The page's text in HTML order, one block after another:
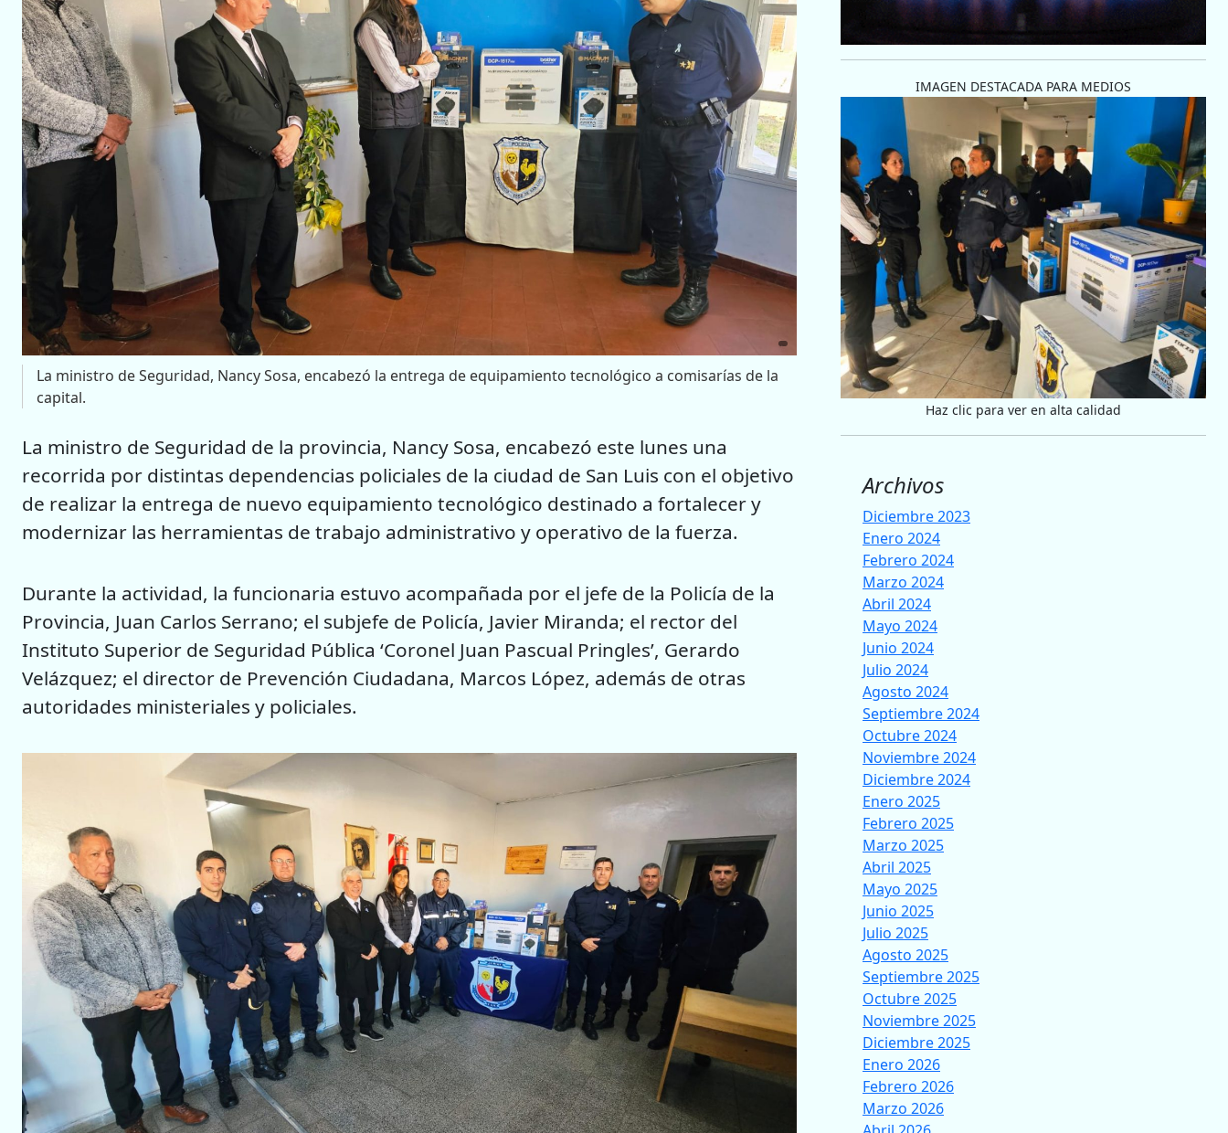
La ministro de Seguridad, Nancy Sosa, encabezó la entrega de equipamiento tecnológico a comisarías de la
capital.
La ministro de Seguridad de la provincia, Nancy Sosa, encabezó este lunes una
recorrida por distintas dependencias policiales de la ciudad de San Luis con el objetivo
de realizar la entrega de nuevo equipamiento tecnológico destinado a fortalecer y
modernizar las herramientas de trabajo administrativo y operativo de la fuerza.
Durante la actividad, la funcionaria estuvo acompañada por el jefe de la Policía de la
Provincia, Juan Carlos Serrano; el subjefe de Policía, Javier Miranda; el rector del
Instituto Superior de Seguridad Pública ‘Coronel Juan Pascual Pringles’, Gerardo
Velázquez; el director de Prevención Ciudadana, Marcos López, además de otras
autoridades ministeriales y policiales.
IMAGEN DESTACADA PARA MEDIOS
Haz clic para ver en alta calidad
Archivos
Diciembre 2023
Enero 2024
Febrero 2024
Marzo 2024
Abril 2024
Mayo 2024
Junio 2024
Julio 2024
Agosto 2024
Septiembre 2024
Octubre 2024
Noviembre 2024
Diciembre 2024
Enero 2025
Febrero 2025
Marzo 2025
Abril 2025
Mayo 2025
Junio 2025
Julio 2025
Agosto 2025
Septiembre 2025
Octubre 2025
Noviembre 2025
Diciembre 2025
Enero 2026
Febrero 2026
Marzo 2026